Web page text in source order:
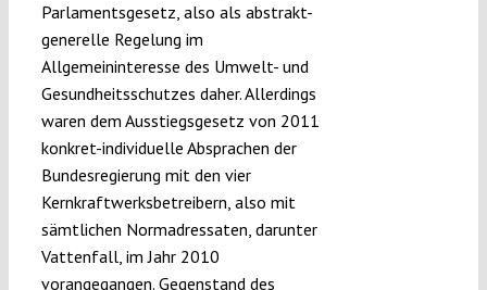
Parlamentsgesetz, also als abstrakt-
generelle Regelung im
Allgemeininteresse des Umwelt- und
Gesundheitsschutzes daher. Allerdings
waren dem Ausstiegsgesetz von 2011
konkret-individuelle Absprachen der
Bundesregierung mit den vier
Kernkraftwerksbetreibern, also mit
sämtlichen Normadressaten, darunter
Vattenfall, im Jahr 2010
vorangegangen. Gegenstand des